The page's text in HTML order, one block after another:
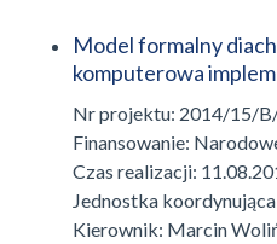
Model formalny
komputerowa
Nr projektu: 2014/15/B/
Finansowanie:
Czas realizacji:
Jednostka
Kierownik: Marcin